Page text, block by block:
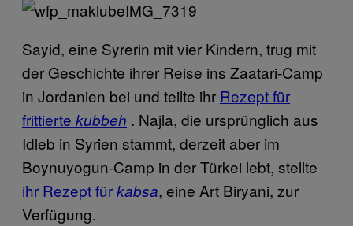
Sayid, eine Syrerin mit vier Kindern, trug mit
der Geschichte ihrer Reise ins Zaatari-Camp
in Jordanien bei und teilte ihr Rezept für
frittierte kubbeh . Najla, die ursprünglich aus
Idleb in Syrien stammt, derzeit aber im
Boynuyogun-Camp in der Türkei lebt, stellte
ihr Rezept fürkabsa, eine Art Biryani, zur
Verfügung.